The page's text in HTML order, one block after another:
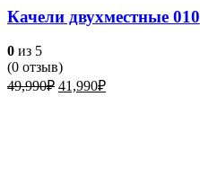
Качели двухместные 010
0 из 5
(0 отзыв)
49,990₽ Первоначальная
41,990₽Текущая